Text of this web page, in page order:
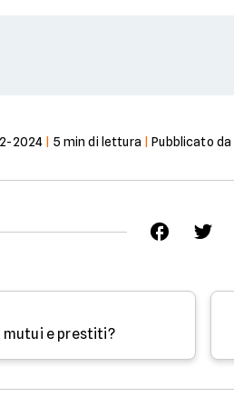
2024 5 min di lettura |Pubblicato da
mutui e prestiti?